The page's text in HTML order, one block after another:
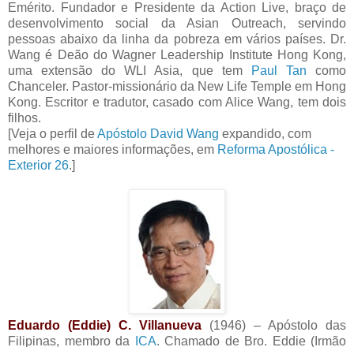
Emérito. Fundador e Presidente da Action Live, braço de
desenvolvimento social da Asian Outreach, servindo
pessoas abaixo da linha da pobreza em vários países. Dr.
Wang é Deão do Wagner Leadership Institute Hong Kong,
uma extensão do WLI Asia, que tem
Paul Tan como
Chanceler. Pastor-missionário da New Life Temple em Hong
Kong. Escritor e tradutor, casado com Alice Wang, tem dois
filhos.
[Veja o perfil deApóstolo David Wang expandido, com
melhores e maiores informações, em Reforma Apostólica -
Exterior 26.]
Eduardo (Eddie) C. Villanueva (1946) – Apóstolo das
Filipinas, membro da
ICA. Chamado de Bro. Eddie (Irmão